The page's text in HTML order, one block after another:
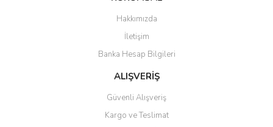
Hakkımızda
İletişim
Banka Hesap Bilgileri
ALIŞVERİŞ
Güvenli Alışveriş
Kargo ve Teslimat